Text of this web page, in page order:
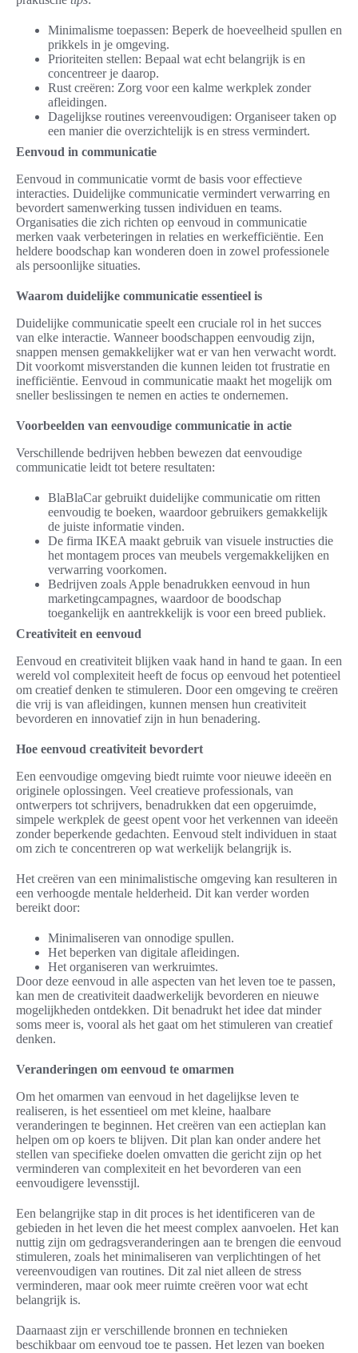
Minimalisme toepassen: Beperk de hoeveelheid spullen en
prikkels in je omgeving.
Prioriteiten stellen: Bepaal wat echt belangrijk is en
concentreer je daarop.
Rust creëren: Zorg voor een kalme werkplek zonder
afleidingen.
Dagelijkse routines vereenvoudigen: Organiseer taken op
een manier die overzichtelijk is en stress vermindert.
Eenvoud in communicatie
Eenvoud in communicatie vormt de basis voor effectieve
interacties. Duidelijke communicatie vermindert verwarring en
bevordert samenwerking tussen individuen en teams.
Organisaties die zich richten op eenvoud in communicatie
merken vaak verbeteringen in relaties en werkefficiëntie. Een
heldere boodschap kan wonderen doen in zowel professionele
als persoonlijke situaties.
Waarom duidelijke communicatie essentieel is
Duidelijke communicatie speelt een cruciale rol in het succes
van elke interactie. Wanneer boodschappen eenvoudig zijn,
snappen mensen gemakkelijker wat er van hen verwacht wordt.
Dit voorkomt misverstanden die kunnen leiden tot frustratie en
inefficiëntie. Eenvoud in communicatie maakt het mogelijk om
sneller beslissingen te nemen en acties te ondernemen.
Voorbeelden van eenvoudige communicatie in actie
Verschillende bedrijven hebben bewezen dat eenvoudige
communicatie leidt tot betere resultaten:
BlaBlaCar gebruikt duidelijke communicatie om ritten
eenvoudig te boeken, waardoor gebruikers gemakkelijk
de juiste informatie vinden.
De firma IKEA maakt gebruik van visuele instructies die
het montagem proces van meubels vergemakkelijken en
verwarring voorkomen.
Bedrijven zoals Apple benadrukken eenvoud in hun
marketingcampagnes, waardoor de boodschap
toegankelijk en aantrekkelijk is voor een breed publiek.
Creativiteit en eenvoud
Eenvoud en creativiteit blijken vaak hand in hand te gaan. In een
wereld vol complexiteit heeft de focus op eenvoud het potentieel
om creatief denken te stimuleren. Door een omgeving te creëren
die vrij is van afleidingen, kunnen mensen hun creativiteit
bevorderen en innovatief zijn in hun benadering.
Hoe eenvoud creativiteit bevordert
Een eenvoudige omgeving biedt ruimte voor nieuwe ideeën en
originele oplossingen. Veel creatieve professionals, van
ontwerpers tot schrijvers, benadrukken dat een opgeruimde,
simpele werkplek de geest opent voor het verkennen van ideeën
zonder beperkende gedachten. Eenvoud stelt individuen in staat
om zich te concentreren op wat werkelijk belangrijk is.
Het creëren van een minimalistische omgeving kan resulteren in
een verhoogde mentale helderheid. Dit kan verder worden
bereikt door:
Minimaliseren van onnodige spullen.
Het beperken van digitale afleidingen.
Het organiseren van werkruimtes.
Door deze eenvoud in alle aspecten van het leven toe te passen,
kan men de creativiteit daadwerkelijk bevorderen en nieuwe
mogelijkheden ontdekken. Dit benadrukt het idee dat minder
soms meer is, vooral als het gaat om het stimuleren van creatief
denken.
Veranderingen om eenvoud te omarmen
Om het omarmen van eenvoud in het dagelijkse leven te
realiseren, is het essentieel om met kleine, haalbare
veranderingen te beginnen. Het creëren van een actieplan kan
helpen om op koers te blijven. Dit plan kan onder andere het
stellen van specifieke doelen omvatten die gericht zijn op het
verminderen van complexiteit en het bevorderen van een
eenvoudigere levensstijl.
Een belangrijke stap in dit proces is het identificeren van de
gebieden in het leven die het meest complex aanvoelen. Het kan
nuttig zijn om gedragsveranderingen aan te brengen die eenvoud
stimuleren, zoals het minimaliseren van verplichtingen of het
vereenvoudigen van routines. Dit zal niet alleen de stress
verminderen, maar ook meer ruimte creëren voor wat echt
belangrijk is.
Daarnaast zijn er verschillende bronnen en technieken
beschikbaar om eenvoud toe te passen. Het lezen van boeken